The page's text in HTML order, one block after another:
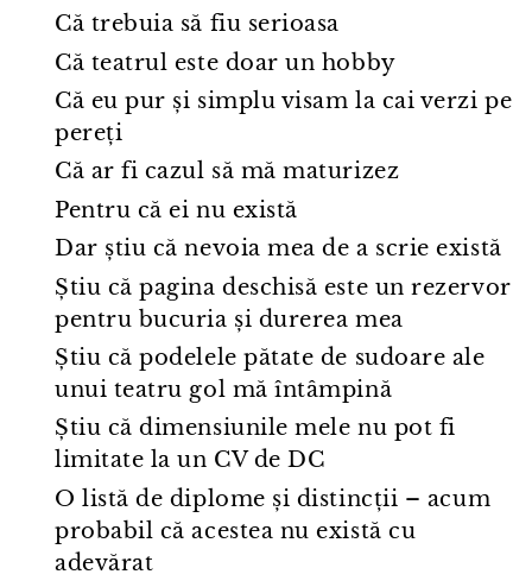
Că trebuia să fiu serioasa
Că teatrul este doar un hobby
Că eu pur și simplu visam la cai verzi pe
pereți
Că ar fi cazul să mă maturizez
Pentru că ei nu există
Dar știu că nevoia mea de a scrie există
Știu că pagina deschisă este un rezervor
pentru bucuria și durerea mea
Știu că podelele pătate de sudoare ale
unui teatru gol mă întâmpină
Știu că dimensiunile mele nu pot fi
limitate la un CV de DC
O listă de diplome și distincții – acum
probabil că acestea nu există cu
adevărat